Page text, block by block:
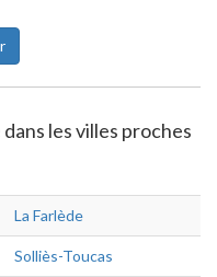
les villes proches
La Farlède
Solliès-Toucas